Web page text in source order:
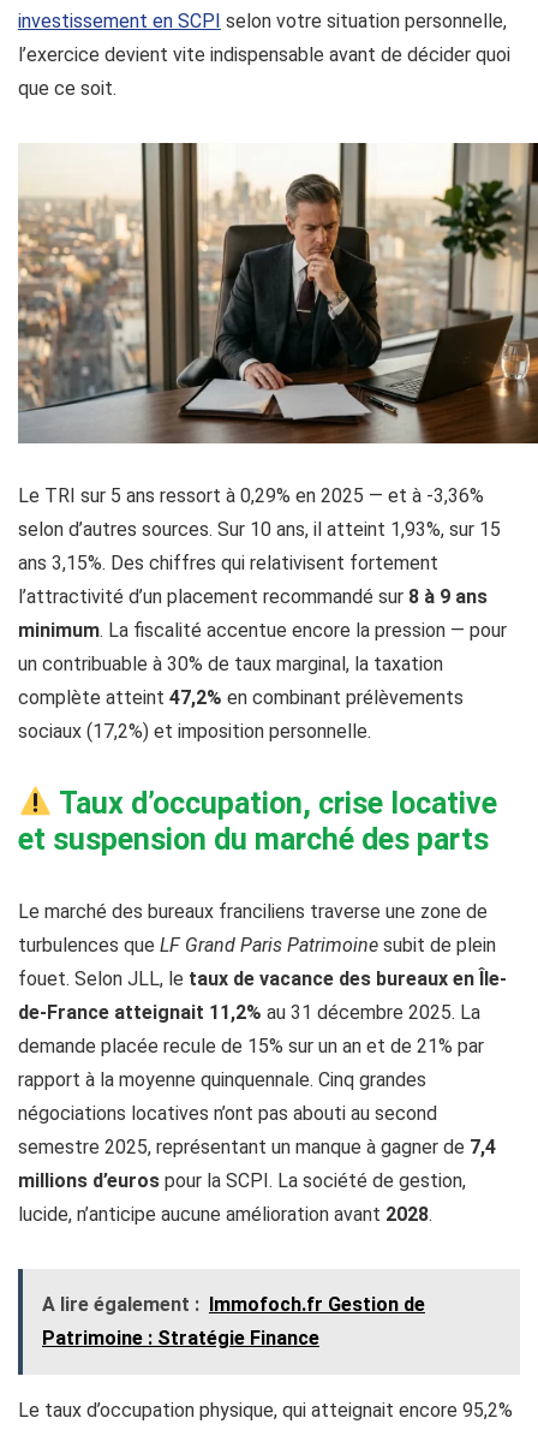
investissement en SCPI selon votre situation personnelle,
l’exercice devient vite indispensable avant de décider quoi
que ce soit.
Le TRI sur 5 ans ressort à 0,29% en 2025 — et à -3,36%
selon d’autres sources. Sur 10 ans, il atteint 1,93%, sur 15
ans 3,15%. Des chiffres qui relativisent fortement
l’attractivité d’un placement recommandé sur 8 à 9 ans
minimum. La fiscalité accentue encore la pression — pour
un contribuable à 30% de taux marginal, la taxation
complète atteint 47,2% en combinant prélèvements
sociaux (17,2%) et imposition personnelle.
Taux d’occupation, crise locative
et suspension du marché des parts
Le marché des bureaux franciliens traverse une zone de
turbulences que LF Grand Paris Patrimoine subit de plein
fouet. Selon JLL, le taux de vacance des bureaux en Île-
de-France atteignait 11,2% au 31 décembre 2025. La
demande placée recule de 15% sur un an et de 21% par
rapport à la moyenne quinquennale. Cinq grandes
négociations locatives n’ont pas abouti au second
semestre 2025, représentant un manque à gagner de 7,4
millions d’euros pour la SCPI. La société de gestion,
lucide, n’anticipe aucune amélioration avant 2028.
A lire également : Immofoch.fr Gestion de
Patrimoine​ : Stratégie Finance
Le taux d’occupation physique, qui atteignait encore 95,2%